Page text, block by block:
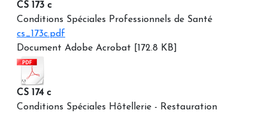
CS 173 c
Conditions Spéciales Professionnels de Santé
cs_173c.pdf
Document Adobe Acrobat [172.8 KB]
CS 174 c
Conditions Spéciales Hôtellerie - Restauration